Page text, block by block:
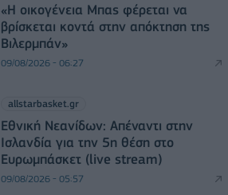
«Η οικογένεια Μπας φέρεται να
βρίσκεται κοντά στην απόκτηση της
Βιλερμπάν»
09/08/2026 - 06:27
allstarbasket.gr
Εθνική Νεανίδων: Απέναντι στην
Ισλανδία για την 5η θέση στο
Ευρωμπάσκετ (live stream)
09/08/2026 - 05:57